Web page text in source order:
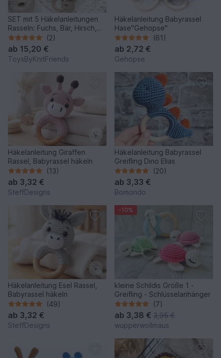
SET mit 5 Häkelanleitungen
Rasseln: Fuchs, Bär, Hirsch,
Hase, Biene (PDF)
(2)
ab 15,20 €
ToysByKnitFriends
Häkelanleitung Babyrassel
Hase"Gehopse"
(61)
ab 2,72 €
Gehopse
Häkelanleitung Giraffen
Rassel, Babyrassel häkeln
(13)
ab 3,32 €
SteffDesigns
Häkelanleitung Babyrassel
Greifling Dino Elias
(20)
ab 3,33 €
Bomondo
Häkelanleitung Esel Rassel,
Babyrassel häkeln
(49)
ab 3,32 €
SteffDesigns
-10%
kleine Schildis Größe 1 -
Greifling - Schlüsselanhänger
(7)
ab 3,38 € 3,95 €
wupperwollmaus